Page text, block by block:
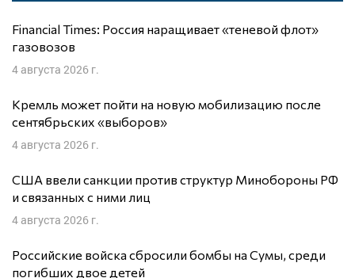
Financial Times: Россия наращивает «теневой флот»
газовозов
4 августа 2026 г.
Кремль может пойти на новую мобилизацию после
сентябрьских «выборов»
4 августа 2026 г.
США ввели санкции против структур Минобороны РФ
и связанных с ними лиц
4 августа 2026 г.
Российские войска сбросили бомбы на Сумы, среди
погибших двое детей